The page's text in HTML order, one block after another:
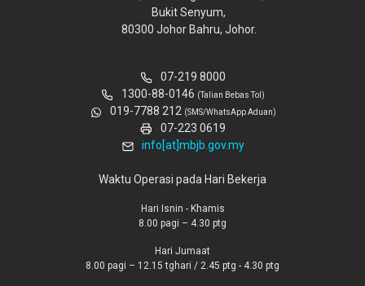
Bukit Senyum,
80300 Johor Bahru, Johor.
07-219 8000
1300-88-0146 (Talian Bebas Tol)
019-7788 212 (SMS/WhatsApp Aduan)
07-223 0619
info[at]mbjb.gov.my
Waktu Operasi pada Hari Bekerja
Hari Isnin - Khamis
8.00 pagi – 4.30 ptg
Hari Jumaat
8.00 pagi – 12.15 tghari / 2.45 ptg - 4.30 ptg